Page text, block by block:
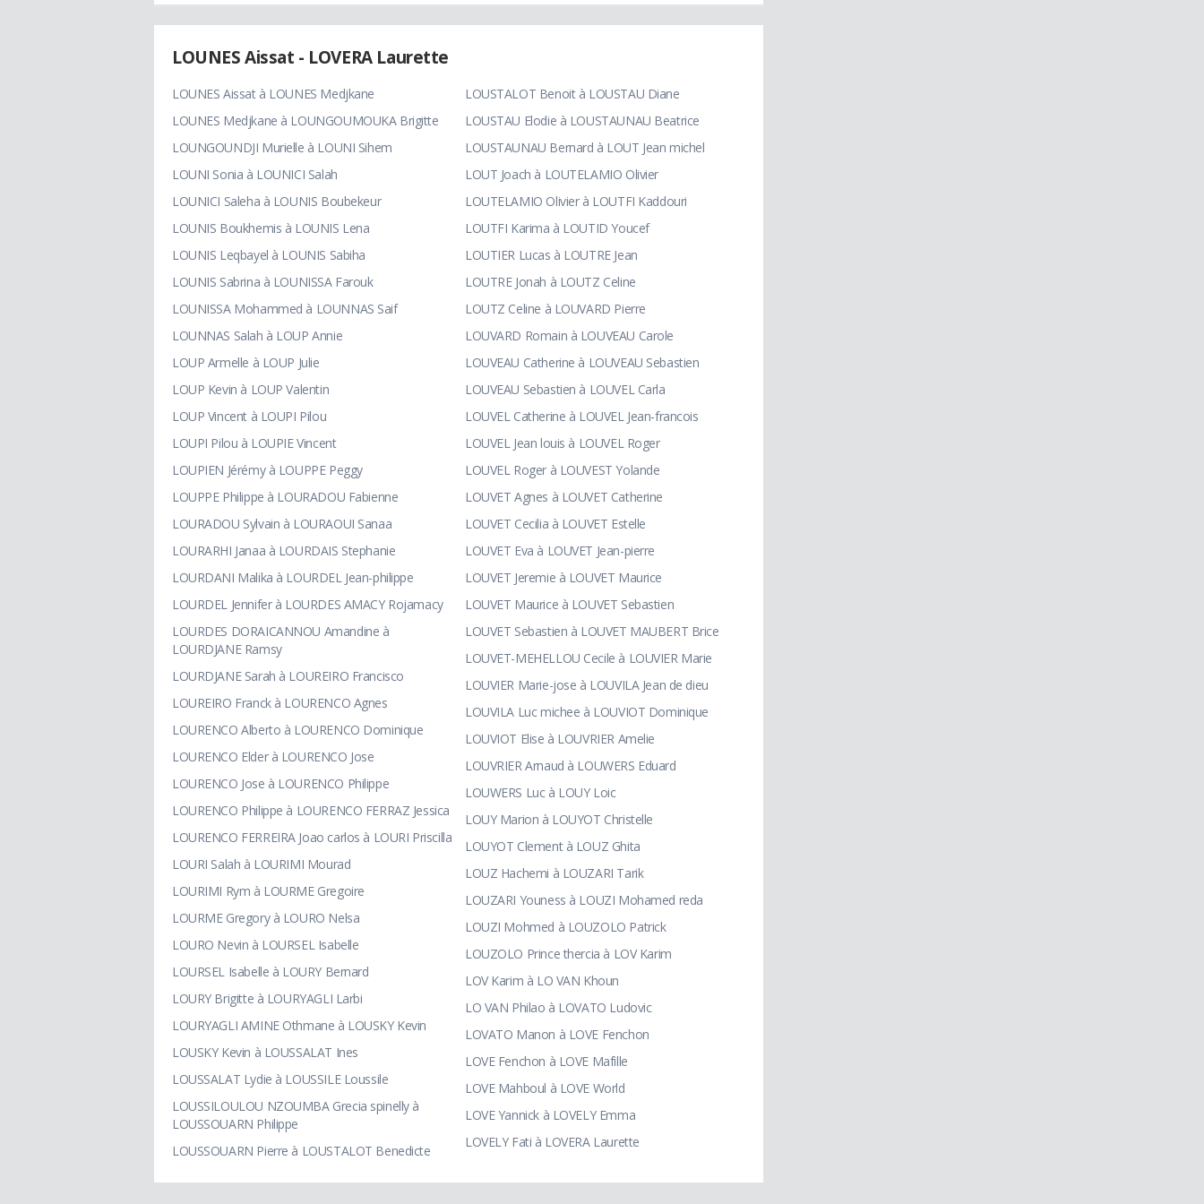
LOUNES Aissat - LOVERA Laurette
LOUNES Aissat à LOUNES Medjkane
LOUNES Medjkane à LOUNGOUMOUKA Brigitte
LOUNGOUNDJI Murielle à LOUNI Sihem
LOUNI Sonia à LOUNICI Salah
LOUNICI Saleha à LOUNIS Boubekeur
LOUNIS Boukhemis à LOUNIS Lena
LOUNIS Leqbayel à LOUNIS Sabiha
LOUNIS Sabrina à LOUNISSA Farouk
LOUNISSA Mohammed à LOUNNAS Saif
LOUNNAS Salah à LOUP Annie
LOUP Armelle à LOUP Julie
LOUP Kevin à LOUP Valentin
LOUP Vincent à LOUPI Pilou
LOUPI Pilou à LOUPIE Vincent
LOUPIEN Jérémy à LOUPPE Peggy
LOUPPE Philippe à LOURADOU Fabienne
LOURADOU Sylvain à LOURAOUI Sanaa
LOURARHI Janaa à LOURDAIS Stephanie
LOURDANI Malika à LOURDEL Jean-philippe
LOURDEL Jennifer à LOURDES AMACY Rojamacy
LOURDES DORAICANNOU Amandine à
LOURDJANE Ramsy
LOURDJANE Sarah à LOUREIRO Francisco
LOUREIRO Franck à LOURENCO Agnes
LOURENCO Alberto à LOURENCO Dominique
LOURENCO Elder à LOURENCO Jose
LOURENCO Jose à LOURENCO Philippe
LOURENCO Philippe à LOURENCO FERRAZ Jessica
LOURENCO FERREIRA Joao carlos à LOURI Priscilla
LOURI Salah à LOURIMI Mourad
LOURIMI Rym à LOURME Gregoire
LOURME Gregory à LOURO Nelsa
LOURO Nevin à LOURSEL Isabelle
LOURSEL Isabelle à LOURY Bernard
LOURY Brigitte à LOURYAGLI Larbi
LOURYAGLI AMINE Othmane à LOUSKY Kevin
LOUSKY Kevin à LOUSSALAT Ines
LOUSSALAT Lydie à LOUSSILE Loussile
LOUSSILOULOU NZOUMBA Grecia spinelly à
LOUSSOUARN Philippe
LOUSSOUARN Pierre à LOUSTALOT Benedicte
LOUSTALOT Benoit à LOUSTAU Diane
LOUSTAU Elodie à LOUSTAUNAU Beatrice
LOUSTAUNAU Bernard à LOUT Jean michel
LOUT Joach à LOUTELAMIO Olivier
LOUTELAMIO Olivier à LOUTFI Kaddouri
LOUTFI Karima à LOUTID Youcef
LOUTIER Lucas à LOUTRE Jean
LOUTRE Jonah à LOUTZ Celine
LOUTZ Celine à LOUVARD Pierre
LOUVARD Romain à LOUVEAU Carole
LOUVEAU Catherine à LOUVEAU Sebastien
LOUVEAU Sebastien à LOUVEL Carla
LOUVEL Catherine à LOUVEL Jean-francois
LOUVEL Jean louis à LOUVEL Roger
LOUVEL Roger à LOUVEST Yolande
LOUVET Agnes à LOUVET Catherine
LOUVET Cecilia à LOUVET Estelle
LOUVET Eva à LOUVET Jean-pierre
LOUVET Jeremie à LOUVET Maurice
LOUVET Maurice à LOUVET Sebastien
LOUVET Sebastien à LOUVET MAUBERT Brice
LOUVET-MEHELLOU Cecile à LOUVIER Marie
LOUVIER Marie-jose à LOUVILA Jean de dieu
LOUVILA Luc michee à LOUVIOT Dominique
LOUVIOT Elise à LOUVRIER Amelie
LOUVRIER Arnaud à LOUWERS Eduard
LOUWERS Luc à LOUY Loic
LOUY Marion à LOUYOT Christelle
LOUYOT Clement à LOUZ Ghita
LOUZ Hachemi à LOUZARI Tarik
LOUZARI Youness à LOUZI Mohamed reda
LOUZI Mohmed à LOUZOLO Patrick
LOUZOLO Prince thercia à LOV Karim
LOV Karim à LO VAN Khoun
LO VAN Philao à LOVATO Ludovic
LOVATO Manon à LOVE Fenchon
LOVE Fenchon à LOVE Mafille
LOVE Mahboul à LOVE World
LOVE Yannick à LOVELY Emma
LOVELY Fati à LOVERA Laurette